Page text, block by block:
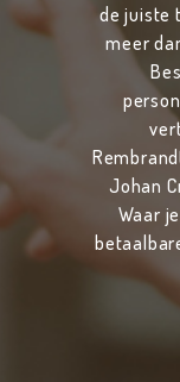
de juiste
meer
Johan
Waar